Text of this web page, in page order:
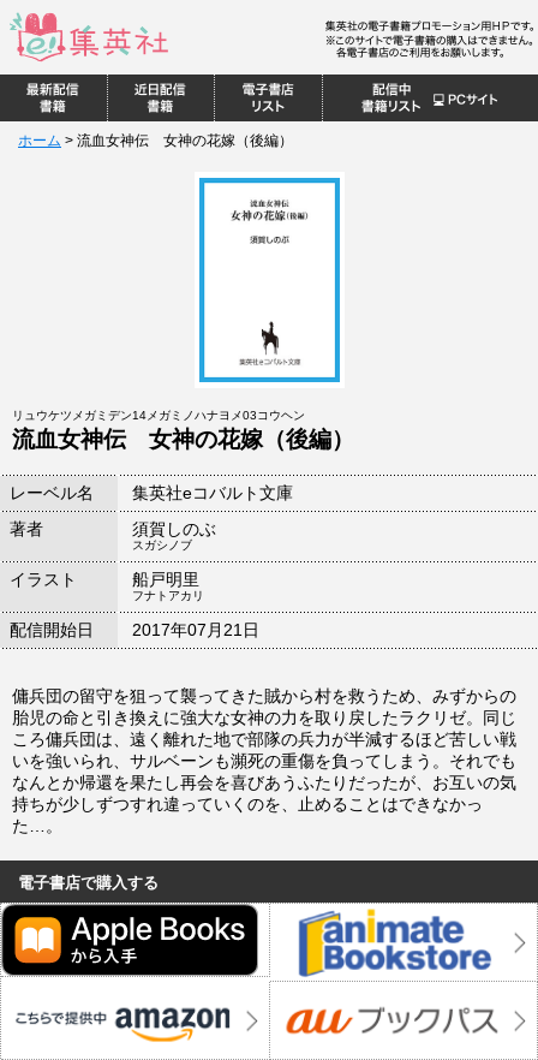
ホーム > 流血女神伝 女神の花嫁（後編）
リュウケツメガミデン14メガミノハナヨメ03コウヘン
流血女神伝 女神の花嫁（後編）
レーベル名
集英社eコバルト文庫
著者
須賀しのぶ
スガシノブ
イラスト 船戸明里
フナトアカリ
配信開始日 2017年07月21日
傭兵団の留守を狙って襲ってきた賊から村を救うため、みずからの
胎児の命と引き換えに強大な女神の力を取り戻したラクリゼ。同じ
ころ傭兵団は、遠く離れた地で部隊の兵力が半減するほど苦しい戦
いを強いられ、サルベーンも瀕死の重傷を負ってしまう。それでも
なんとか帰還を果たし再会を喜びあうふたりだったが、お互いの気
持ちが少しずつすれ違っていくのを、止めることはできなかっ
た…。
電子書店で購入する